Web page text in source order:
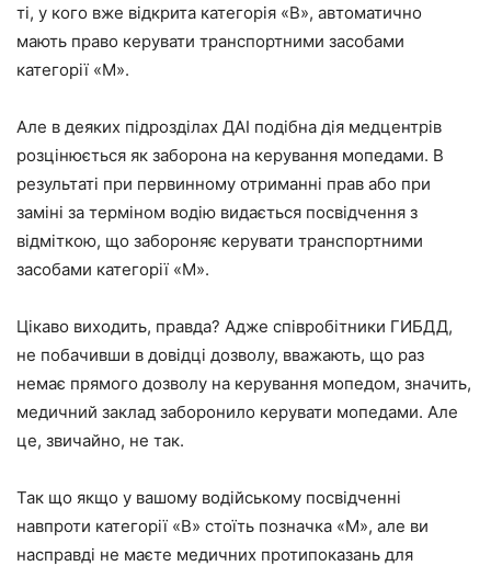
ті, у кого вже відкрита категорія «В», автоматично
мають право керувати транспортними засобами
категорії «М».
Але в деяких підрозділах ДАІ подібна дія медцентрів
розцінюється як заборона на керування мопедами. В
результаті при первинному отриманні прав або при
заміні за терміном водію видається посвідчення з
відміткою, що забороняє керувати транспортними
засобами категорії «М».
Цікаво виходить, правда? Адже співробітники ГИБДД,
не побачивши в довідці дозволу, вважають, що раз
немає прямого дозволу на керування мопедом, значить,
медичний заклад заборонило керувати мопедами. Але
це, звичайно, не так.
Так що якщо у вашому водійському посвідченні
навпроти категорії «В» стоїть позначка «М», але ви
насправді не маєте медичних протипоказань для